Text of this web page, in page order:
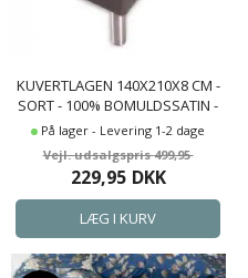
KUVERTLAGEN 140X210X8 CM -
SORT - 100% BOMULDSSATIN -
LAGEN TIL TOPMADRAS
På lager - Levering 1-2 dage
499,95
229,95 DKK